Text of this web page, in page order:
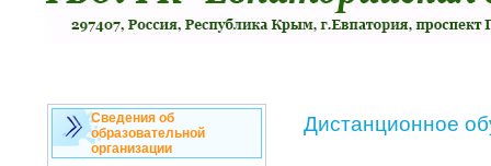
Сведения об
образовательной
организации
Дистанционное